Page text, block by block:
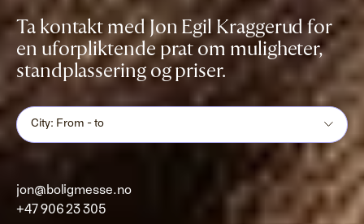
Ta kontakt med Jon Egil Kraggerud for
en uforpliktende prat om muligheter,
standplassering og priser.
City: From - to
jon@boligmesse.no
+47 906 23 305